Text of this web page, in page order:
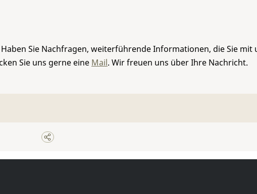
Sie Nachfragen, weiterführende Informationen, die Sie
Sie uns gerne eine Mail. Wir freuen uns über Ihre Nachricht.